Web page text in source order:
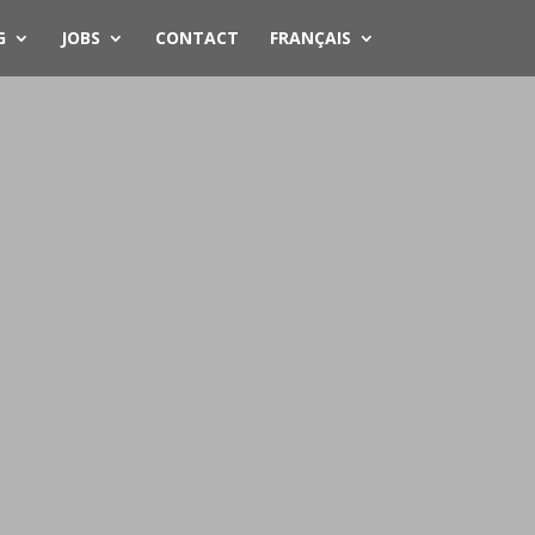
JOBS CONTACT FRANÇAIS